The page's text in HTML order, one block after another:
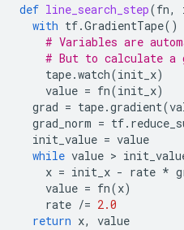
def line_search_step(fn,
with tf.GradientTape()
# Variables are
# But to calculate a
tape.watch(init_x)
value = fn(init_x)
grad = tape.gradient(
grad_norm = tf.
init_value = value
while value >
x = init_x - rate *
value = fn(x)
rate /= 2.0
return x, value